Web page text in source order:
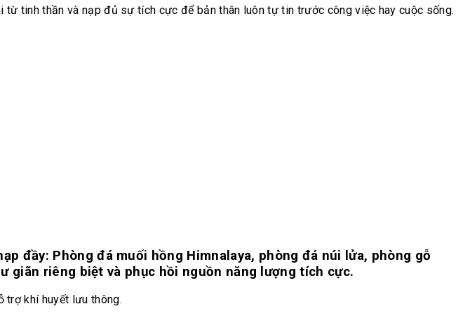
tinh thần và nạp đủ sự tích cực để bản thân luôn tự tin trước công việc hay cuộc sống.
đầy: Phòng đá muối hồng Himnalaya, phòng đá núi lửa, phòng gỗ
giãn riêng biệt và phục hồi nguồn năng lượng tích cực.
trợ khí huyết lưu thông.